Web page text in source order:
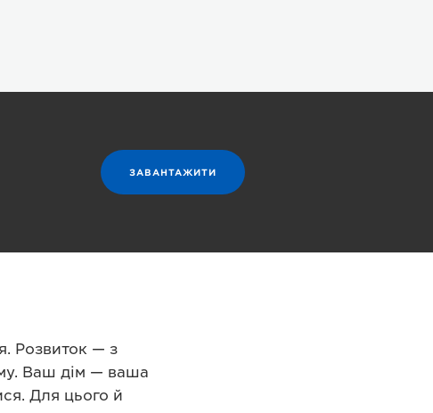
ЗАВАНТАЖИТИ
Розвиток — з
Ваш дім — ваша
Для цього й